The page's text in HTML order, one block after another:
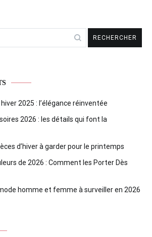
2025 : l’élégance réinventée
2026 : les détails qui font la
d’hiver à garder pour le printemps
de 2026 : Comment les Porter Dès
homme et femme à surveiller en 2026